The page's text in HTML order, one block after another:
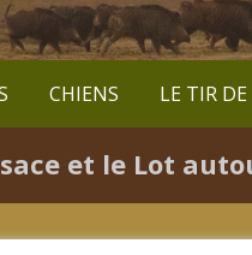
CHIENS LE TIR DE
et le Lot